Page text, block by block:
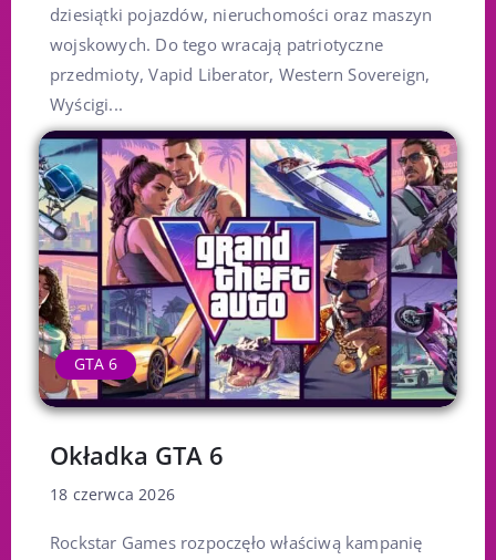
dziesiątki pojazdów, nieruchomości oraz maszyn
wojskowych. Do tego wracają patriotyczne
przedmioty, Vapid Liberator, Western Sovereign,
Wyścigi...
GTA 6
Okładka GTA 6
18 czerwca 2026
Rockstar Games rozpoczęło właściwą kampanię